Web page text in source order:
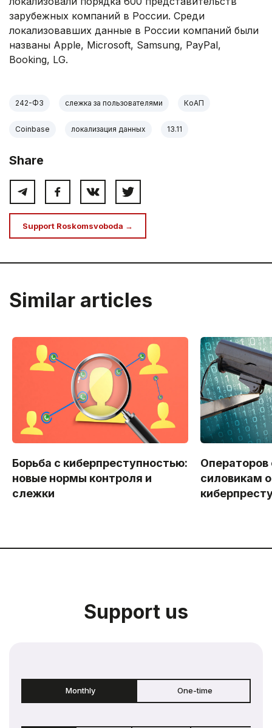
зарубежных компаний в России. Среди
локализовавших данные в России компаний были
названы Apple, Microsoft, Samsung, PayPal,
Booking, LG.
242-ФЗ слежка за пользователями КоАП
Coinbase локализация данных 13.11
Share
Support Roskomsvoboda →
Similar articles
Борьба с киберпреступностью:
новые нормы контроля и
слежки
силовикам
Support us
Monthly One-time